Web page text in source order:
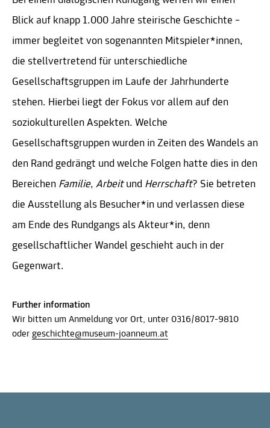
Blick auf knapp 1.000 Jahre steirische Geschichte –
immer begleitet von sogenannten Mitspieler*innen,
die stellvertretend für unterschiedliche
Gesellschaftsgruppen im Laufe der Jahrhunderte
stehen. Hierbei liegt der Fokus vor allem auf den
soziokulturellen Aspekten. Welche
Gesellschaftsgruppen wurden in Zeiten des Wandels an
den Rand gedrängt und welche Folgen hatte dies in den
Bereichen Familie, Arbeitund Herrschaft? Sie betreten
die Ausstellung als Besucher*in und verlassen diese
am Ende des Rundgangs als Akteur*in, denn
gesellschaftlicher Wandel geschieht auch in der
Gegenwart.
Further information
Wir bitten um Anmeldung vor Ort, unter 0316/8017-9810
oder geschichte@museum-joanneum.at